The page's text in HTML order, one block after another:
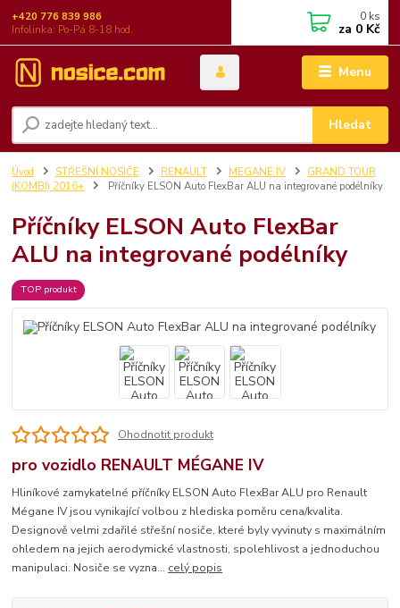
Menu
Hledat
+420 776 839 986
Infolinka: Po-Pá 8-18 hod.
0 ks
za 0 Kč
Úvod STŘEŠNÍ NOSIČE RENAULT MEGANE IV
GRAND TOUR
(KOMBI) 2016+
Příčníky ELSON Auto FlexBar ALU na integrované podélníky
Příčníky ELSON Auto FlexBar
ALU na integrované podélníky
TOP produkt
Ohodnotit produkt
pro vozidlo RENAULT MÉGANE IV
Hliníkové zamykatelné příčníky ELSON Auto FlexBar ALU pro Renault
Mégane IV jsou vynikající volbou z hlediska poměru cena/kvalita.
Designově velmi zdařilé střešní nosiče, které byly vyvinuty s maximálním
ohledem na jejich aerodymické vlastnosti, spolehlivost a jednoduchou
manipulaci. Nosiče se vyzna... celý popis